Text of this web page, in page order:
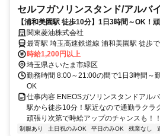
セルフガソリンスタンド/アルバ
【浦和美園駅 徒歩10分】1日3時間～OK！
経験歓迎／給油業務ほぼなし
関東菱油株式会社
最寄駅 埼玉高速鉄道線 浦和美園駅 徒歩
時給1,200円以上
埼玉県さいたま市緑区
勤務時間 8:00～21:00の間で1日3時間～
OK
仕事内容 ENEOSガソリンスタンドアル
駅から徒歩10分！駅近なので通勤ラクラ
頑張り次第で時給アップのチャンスも！
制服あり 土日祝のみOK 平日のみOK 残業なし